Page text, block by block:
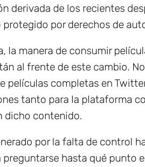
derivada de los recientes
por derechos de
la manera de consumir
al frente de este cambio.
películas completas en
tanto para la plataforma
dicho contenido.
por la falta de control
preguntarse hasta qué punto